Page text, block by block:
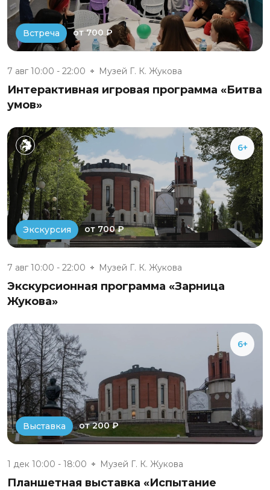
Встреча от 700 ₽
7 авг 10:00 - 22:00 Музей Г. К. Жукова
Интерактивная игровая программа «Битва
умов»
6+
Экскурсия от 700 ₽
7 авг 10:00 - 22:00 Музей Г. К. Жукова
Экскурсионная программа «Зарница
Жукова»
6+
Выставка от 200 ₽
1 дек 10:00 - 18:00 Музей Г. К. Жукова
Планшетная выставка «Испытание